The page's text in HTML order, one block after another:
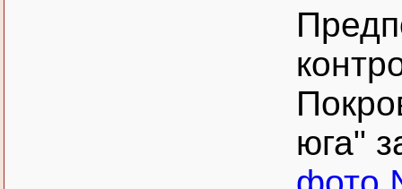
юга"